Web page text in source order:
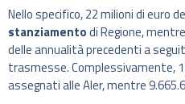
Nello specifico, 22 milioni di euro
stanziamentodi Regione,
delle annualità precedenti a
trasmesse. Complessivamente,
assegnati alle Aler, mentre